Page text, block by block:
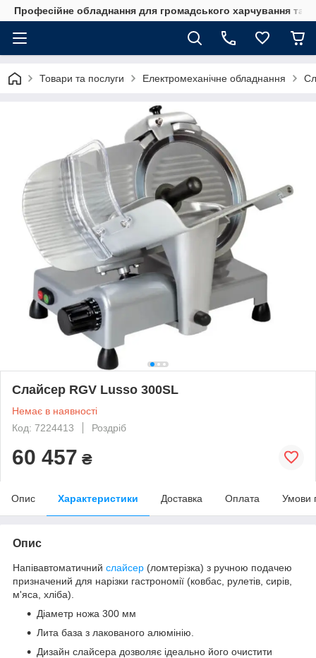
Професійне обладнання для громадського харчування та
Товари та послуги Електромеханічне обладнання
Слайсер RGV Lusso 300SL
Немає в наявності
Код: 7224413
Роздріб
60 457 ₴
Опис Характеристики Доставка Оплата Умови
Опис
Напівавтоматичний слайсер (ломтерізка) з ручною подачею
призначений для нарізки гастрономії (ковбас, рулетів, сирів,
м'яса, хліба).
Діаметр ножа 300 мм
Лита база з лакованого алюмінію.
Дизайн слайсера дозволяє ідеально його очистити